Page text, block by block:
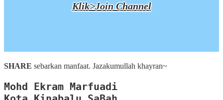
Klik>Join Channel
SHARE sebarkan manfaat. Jazakumullah khayran~
Mohd Ekram Marfuadi